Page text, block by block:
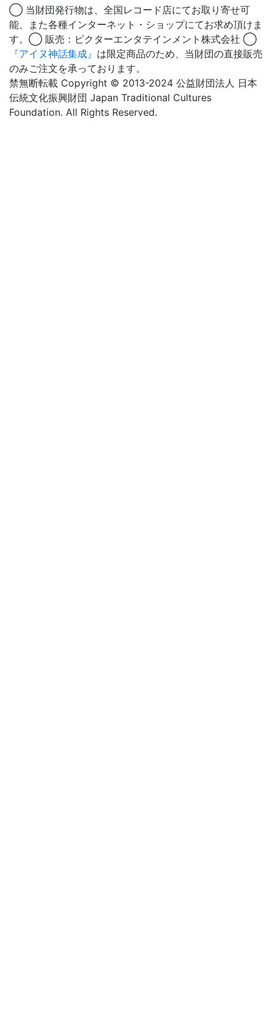
◯ 当財団発行物は、全国レコード店にてお取り寄せ可
能、また各種インターネット・ショップにてお求め頂けま
す。◯ 販売：ビクターエンタテインメント株式会社 ◯
『アイヌ神話集成』 は限定商品のため、当財団の直接販売
のみご注文を承っております。
禁無断転載 Copyright © 2013-2024 公益財団法人 日本
伝統文化振興財団 Japan Traditional Cultures
Foundation. All Rights Reserved.